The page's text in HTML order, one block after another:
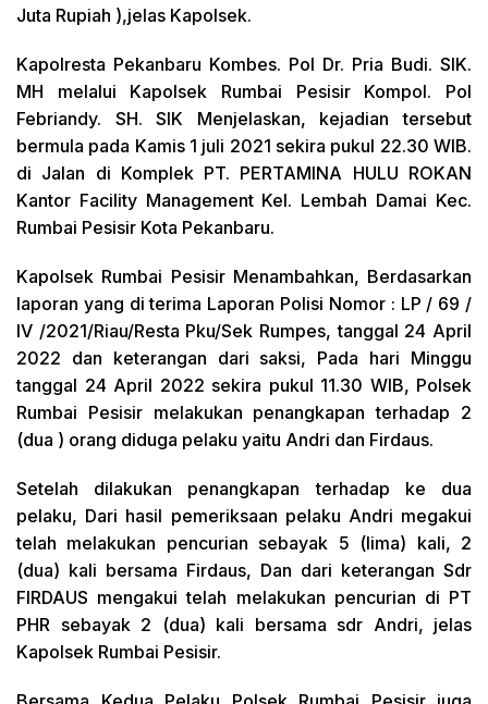
Juta Rupiah ),jelas Kapolsek.
Kapolresta Pekanbaru Kombes. Pol Dr. Pria Budi. SIK.
MH melalui Kapolsek Rumbai Pesisir Kompol. Pol
Febriandy. SH. SIK Menjelaskan, kejadian tersebut
bermula pada Kamis 1 juli 2021 sekira pukul 22.30 WIB.
di Jalan di Komplek PT. PERTAMINA HULU ROKAN
Kantor Facility Management Kel. Lembah Damai Kec.
Rumbai Pesisir Kota Pekanbaru.
Kapolsek Rumbai Pesisir Menambahkan, Berdasarkan
laporan yang di terima Laporan Polisi Nomor : LP / 69 /
IV /2021/Riau/Resta Pku/Sek Rumpes, tanggal 24 April
2022 dan keterangan dari saksi, Pada hari Minggu
tanggal 24 April 2022 sekira pukul 11.30 WIB, Polsek
Rumbai Pesisir melakukan penangkapan terhadap 2
(dua ) orang diduga pelaku yaitu Andri dan Firdaus.
Setelah dilakukan penangkapan terhadap ke dua
pelaku, Dari hasil pemeriksaan pelaku Andri megakui
telah melakukan pencurian sebayak 5 (lima) kali, 2
(dua) kali bersama Firdaus, Dan dari keterangan Sdr
FIRDAUS mengakui telah melakukan pencurian di PT
PHR sebayak 2 (dua) kali bersama sdr Andri, jelas
Kapolsek Rumbai Pesisir.